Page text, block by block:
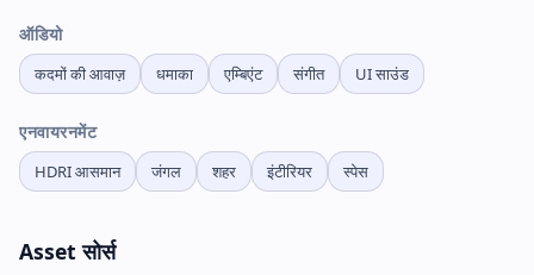
ऑडियो
कदमों की आवाज़ धमाका एम्बिएंट संगीत UI साउंड
एनवायरनमेंट
HDRI आसमान जंगल शहर इंटीरियर स्पेस
Asset सोर्स